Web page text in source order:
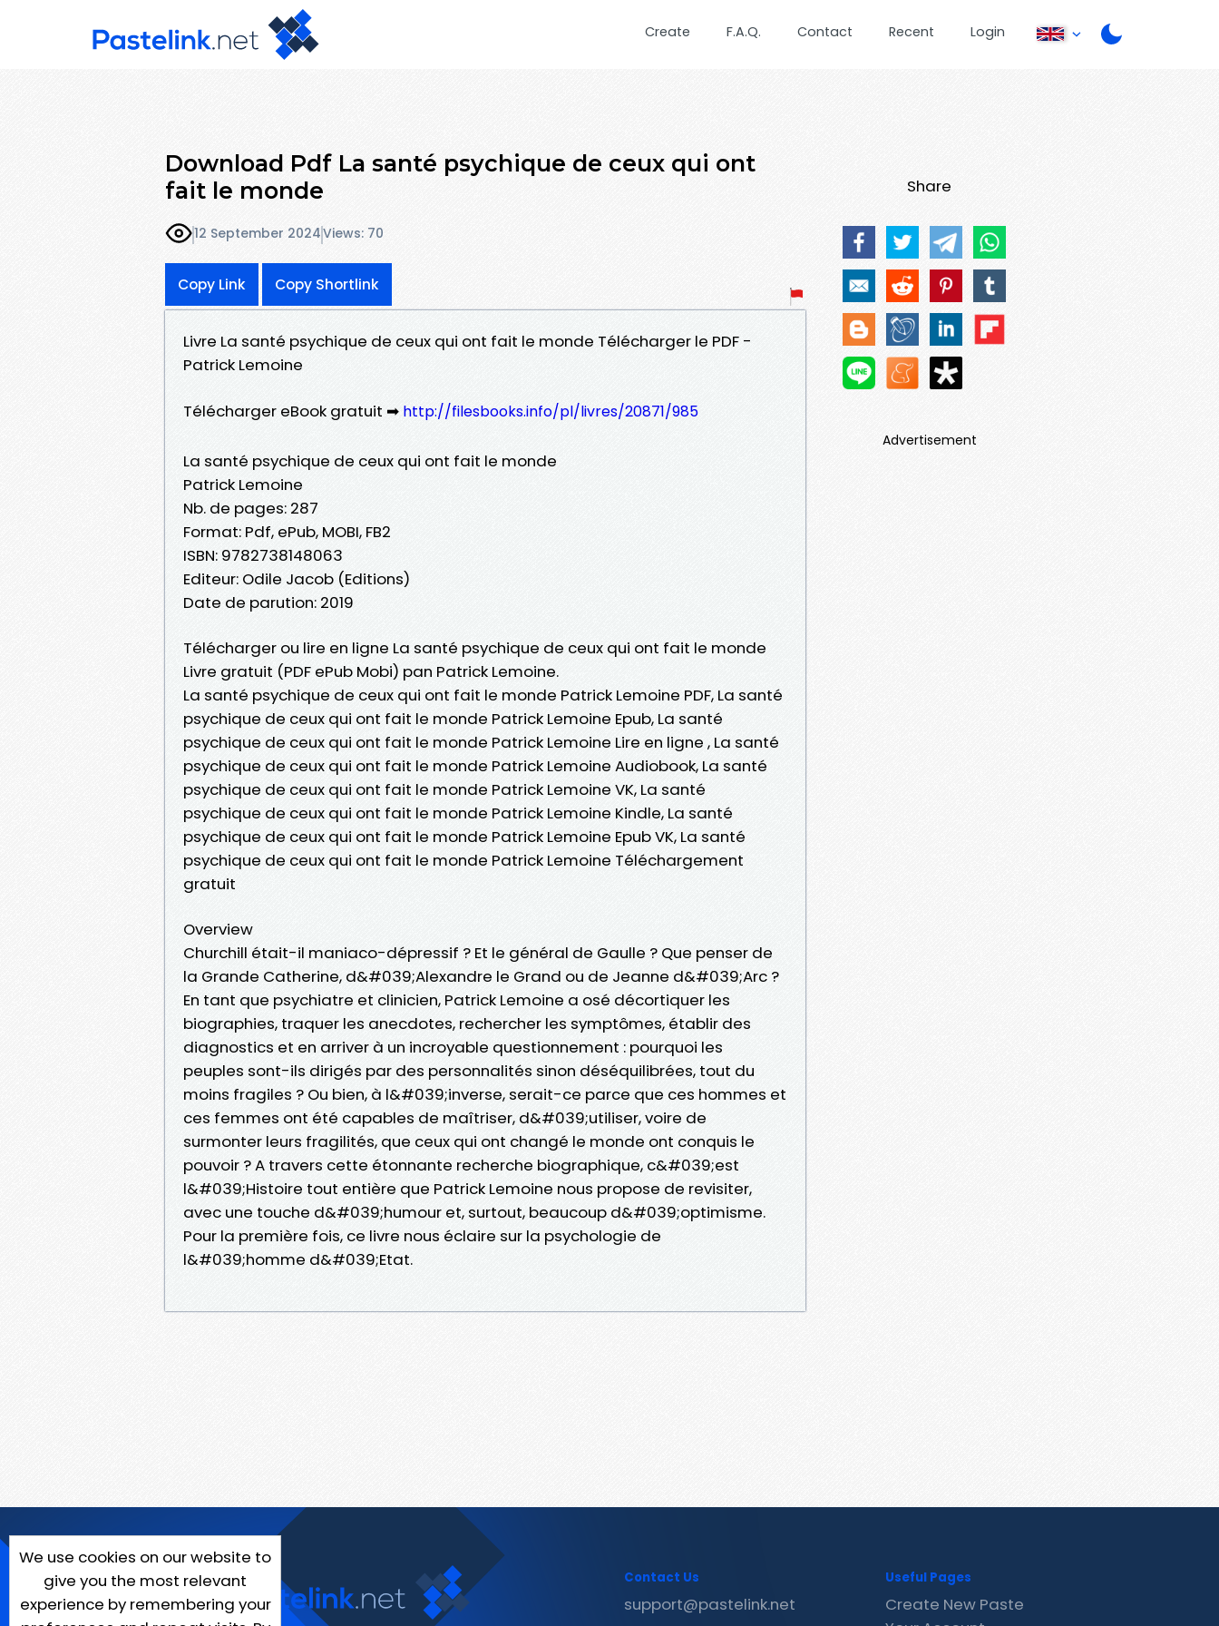
Create F.A.Q. Contact Recent Login
Download Pdf La santé psychique de ceux qui ont
fait le monde
12 September 2024Views: 70
Copy Link Copy Shortlink
Livre La santé psychique de ceux qui ont fait le monde Télécharger le PDF -
Patrick Lemoine
Télécharger eBook gratuit ➡ http://filesbooks.info/pl/livres/20871/985
La santé psychique de ceux qui ont fait le monde
Patrick Lemoine
Nb. de pages: 287
Format: Pdf, ePub, MOBI, FB2
ISBN: 9782738148063
Editeur: Odile Jacob (Editions)
Date de parution: 2019
Télécharger ou lire en ligne La santé psychique de ceux qui ont fait le monde
Livre gratuit (PDF ePub Mobi) pan Patrick Lemoine.
La santé psychique de ceux qui ont fait le monde Patrick Lemoine PDF, La santé
psychique de ceux qui ont fait le monde Patrick Lemoine Epub, La santé
psychique de ceux qui ont fait le monde Patrick Lemoine Lire en ligne , La santé
psychique de ceux qui ont fait le monde Patrick Lemoine Audiobook, La santé
psychique de ceux qui ont fait le monde Patrick Lemoine VK, La santé
psychique de ceux qui ont fait le monde Patrick Lemoine Kindle, La santé
psychique de ceux qui ont fait le monde Patrick Lemoine Epub VK, La santé
psychique de ceux qui ont fait le monde Patrick Lemoine Téléchargement
gratuit
Overview
Churchill était-il maniaco-dépressif ? Et le général de Gaulle ? Que penser de
la Grande Catherine, d&#039;Alexandre le Grand ou de Jeanne d&#039;Arc ?
En tant que psychiatre et clinicien, Patrick Lemoine a osé décortiquer les
biographies, traquer les anecdotes, rechercher les symptômes, établir des
diagnostics et en arriver à un incroyable questionnement : pourquoi les
peuples sont-ils dirigés par des personnalités sinon déséquilibrées, tout du
moins fragiles ? Ou bien, à l&#039;inverse, serait-ce parce que ces hommes et
ces femmes ont été capables de maîtriser, d&#039;utiliser, voire de
surmonter leurs fragilités, que ceux qui ont changé le monde ont conquis le
pouvoir ? A travers cette étonnante recherche biographique, c&#039;est
l&#039;Histoire tout entière que Patrick Lemoine nous propose de revisiter,
avec une touche d&#039;humour et, surtout, beaucoup d&#039;optimisme.
Pour la première fois, ce livre nous éclaire sur la psychologie de
l&#039;homme d&#039;Etat.
Share
Advertisement
We use cookies on our website to
give you the most relevant
experience by remembering your
Contact Us
support@pastelink.net
Useful Pages
Create New Paste